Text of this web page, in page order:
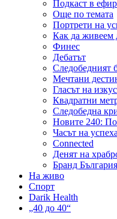
Подкаст в
Още по темата
Портрети на
Как да живеем
Финес
Дебатът
Следобедният
Мечтани
Гласът на
Квадратни
Следобедна
Новите 240:
Часът на успеха
Connected
Денят на
Бранд България
На живо
Спорт
Darik Health
„40 до 40“